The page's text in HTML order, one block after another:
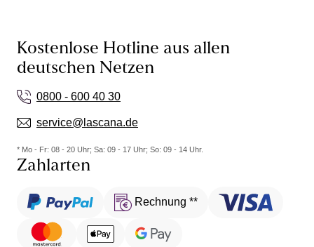
Kostenlose Hotline aus allen
deutschen Netzen
0800 - 600 40 30
service@lascana.de
* Mo - Fr: 08 - 20 Uhr; Sa: 09 - 17 Uhr; So: 09 - 14 Uhr.
Zahlarten
Rechnung **